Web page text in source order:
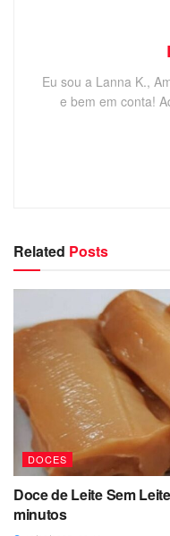
Eu sou a Lanna K.,
e bem em conta!
Related Posts
DOCES
Doce de Leite Sem
minutos